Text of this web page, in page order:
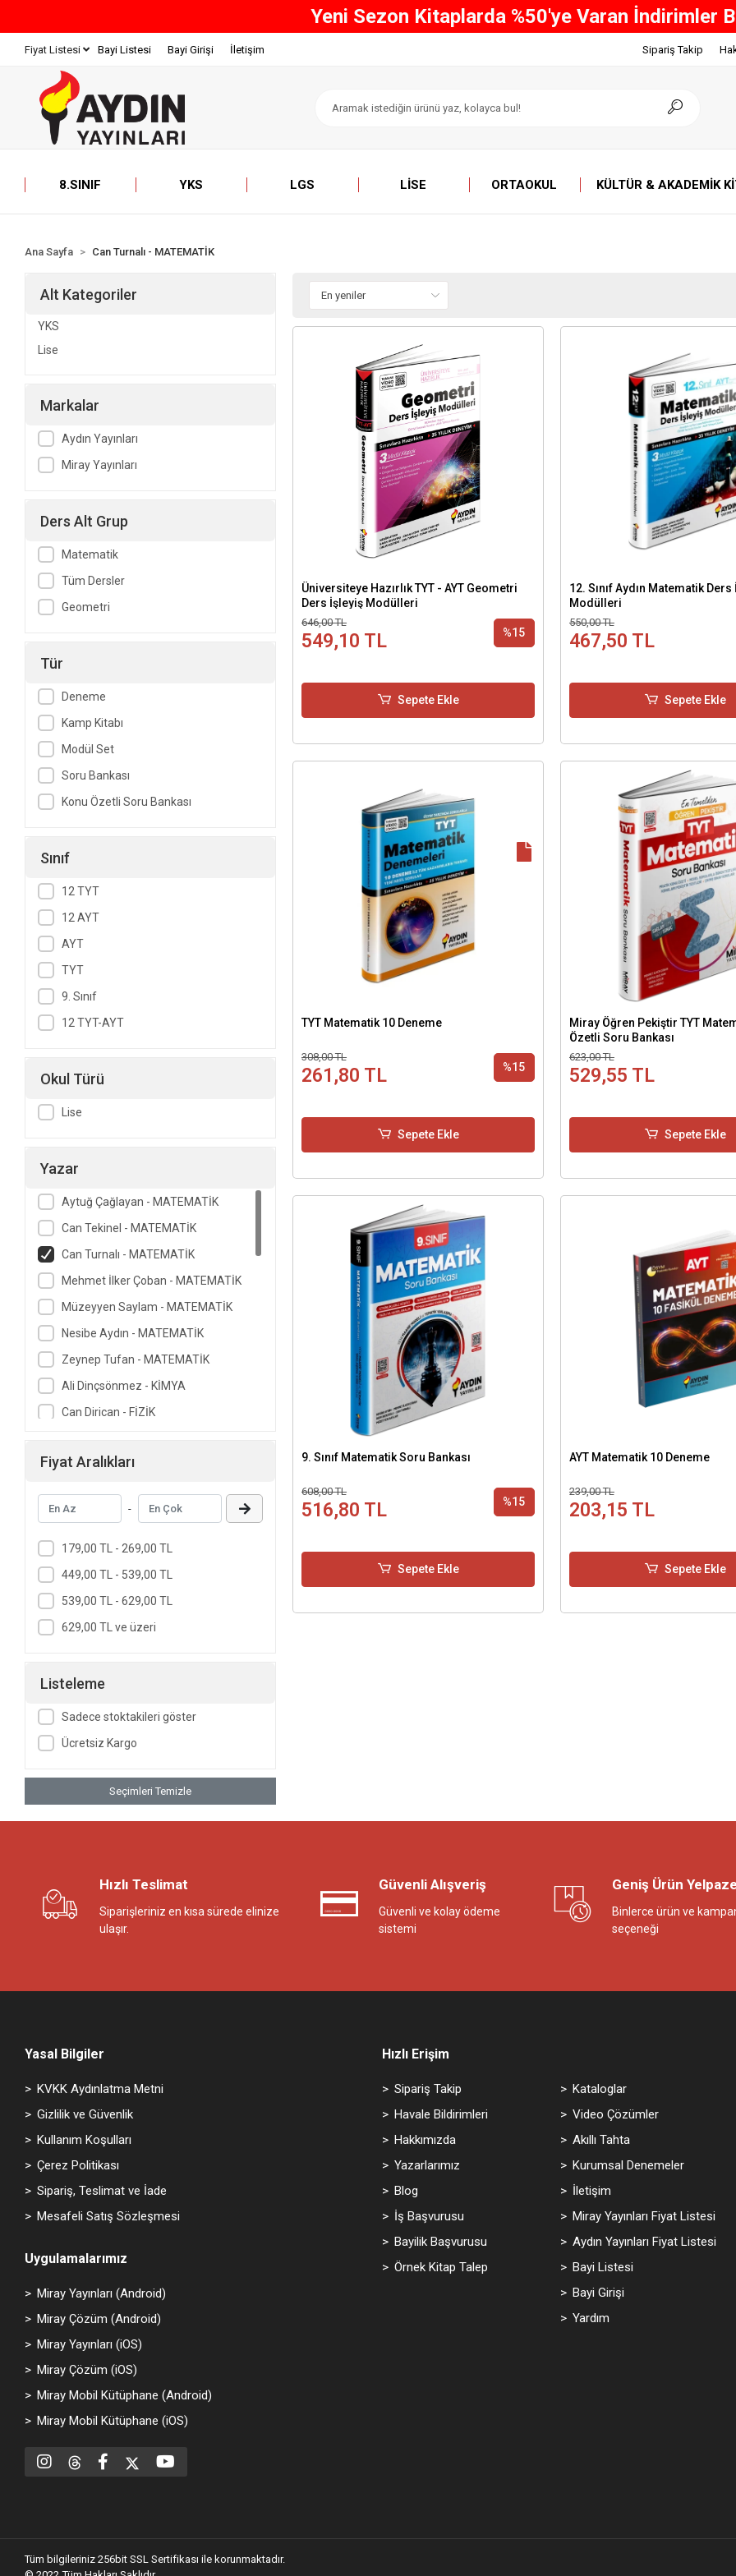
Fiyat Listesi Bayi Listesi Bayi Girişi İletişim Sipariş Takip
8.SINIF YKS LGS LISE ORTAOKUL KÜLTÜR & AKADEMIK
Ana Sayfa Can Turnalı - MATEMATİK
Alt Kategoriler
YKS
Lise
Markalar
Aydın Yayınları
Miray Yayınları
Ders Alt Grup
Matematik
Tüm Dersler
Geometri
Tür
Deneme
Kamp Kitabı
Modül Set
Soru Bankası
Konu Özetli Soru Bankası
Sınıf
12 TYT
12 AYT
AYT
TYT
9. Sınıf
12 TYT-AYT
Okul Türü
Lise
Yazar
Aytuğ Çağlayan - MATEMATİK
Can Tekinel - MATEMATİK
Can Turnalı - MATEMATİK
Mehmet İlker Çoban - MATEMATİK
Müzeyyen Saylam - MATEMATİK
Nesibe Aydın - MATEMATİK
Zeynep Tufan - MATEMATİK
Ali Dinçsönmez - KİMYA
Can Dirican - FİZİK
Gökhan Özdoğan - MATEMATİK
Hüseyin Kerem Okur - BİYOLOJİ
İlyas Başpınar - MATEMATİK
Mesut Özüdoğru - FİZİK
Nurhan Çoban - MATEMATİK
Onur Boztepe - MATEMATİK
Serdar Şamhal - FİZİK
Erkan Bolat - MATEMATİK
İlhan Beyaztaş - MATEMATİK
Murat Beldek - MATEMATİK
İrem Dedeoğlu - MATEMATİK
Durali Çelik - MATEMATİK
Kurtuluş İlhan - MATEMATİK
Fiyat Aralıkları
-
179,00 TL - 269,00 TL
449,00 TL - 539,00 TL
539,00 TL - 629,00 TL
629,00 TL ve üzeri
Listeleme
Sadece stoktakileri göster
Ücretsiz Kargo
Seçimleri Temizle
Üniversiteye Hazırlık TYT - AYT Geometri
Ders İşleyiş Modülleri
646,00 TL
549,10 TL %15
Sepete Ekle
12. Sınıf Aydın Matematik
Modülleri
550,00 TL
467,50 TL
Sepete Ekle
TYT Matematik 10 Deneme
308,00 TL
261,80 TL %15
Sepete Ekle
Miray Öğren Pekiştir TYT
Özetli Soru Bankası
623,00 TL
529,55 TL
Sepete Ekle
9. Sınıf Matematik Soru Bankası
608,00 TL
516,80 TL %15
Sepete Ekle
AYT Matematik 10 Deneme
239,00 TL
203,15 TL
Sepete Ekle
Hızlı Teslimat
Siparişleriniz en kısa sürede elinize
ulaşır.
Güvenli Alışveriş
Güvenli ve kolay ödeme
sistemi
Geniş Ürün
Binlerce ürün ve
seçeneği
Yasal Bilgiler
KVKK Aydınlatma Metni
Gizlilik ve Güvenlik
Kullanım Koşulları
Çerez Politikası
Sipariş, Teslimat ve İade
Mesafeli Satış Sözleşmesi
Uygulamalarımız
Miray Yayınları (Android)
Miray Çözüm (Android)
Miray Yayınları (iOS)
Miray Çözüm (iOS)
Miray Mobil Kütüphane (Android)
Miray Mobil Kütüphane (iOS)
Hızlı Erişim
Sipariş Takip
Havale Bildirimleri
Hakkımızda
Yazarlarımız
Blog
İş Başvurusu
Bayilik Başvurusu
Örnek Kitap Talep
Kataloglar
Video Çözümler
Akıllı Tahta
Kurumsal Denemeler
İletişim
Miray Yayınları Fiyat Listesi
Aydın Yayınları Fiyat Listesi
Bayi Listesi
Bayi Girişi
Yardım
Tüm bilgileriniz 256bit SSL Sertifikası ile korunmaktadır.